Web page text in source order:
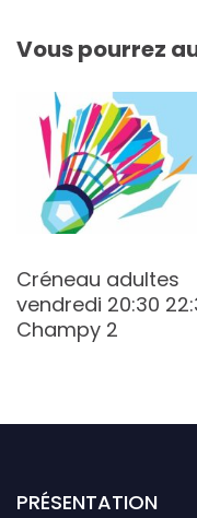
Vous pourrez
Créneau adultes
vendredi 20:30
Champy 2
PRÉSENTATION